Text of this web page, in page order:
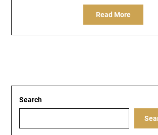
Read More
Search